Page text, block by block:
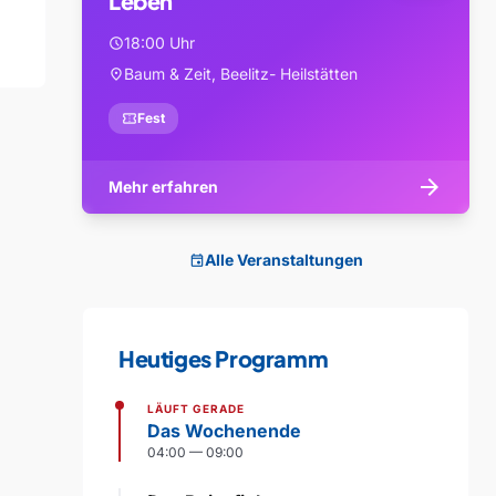
schedule18:00 Uhr
location_onBaum & Zeit, Beelitz- Heilstätten
confirmation_numberFest
Mehr erfahren arrow_forward
eventAlle Veranstaltungen
Heutiges Programm
LÄUFT GERADE
Das Wochenende
04:00 — 09:00